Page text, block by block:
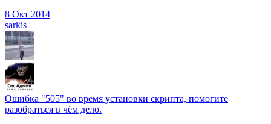
8 Окт 2014
sarkis
Ошибка "505" во время установки скрипта, помогите
разобраться в чём дело.